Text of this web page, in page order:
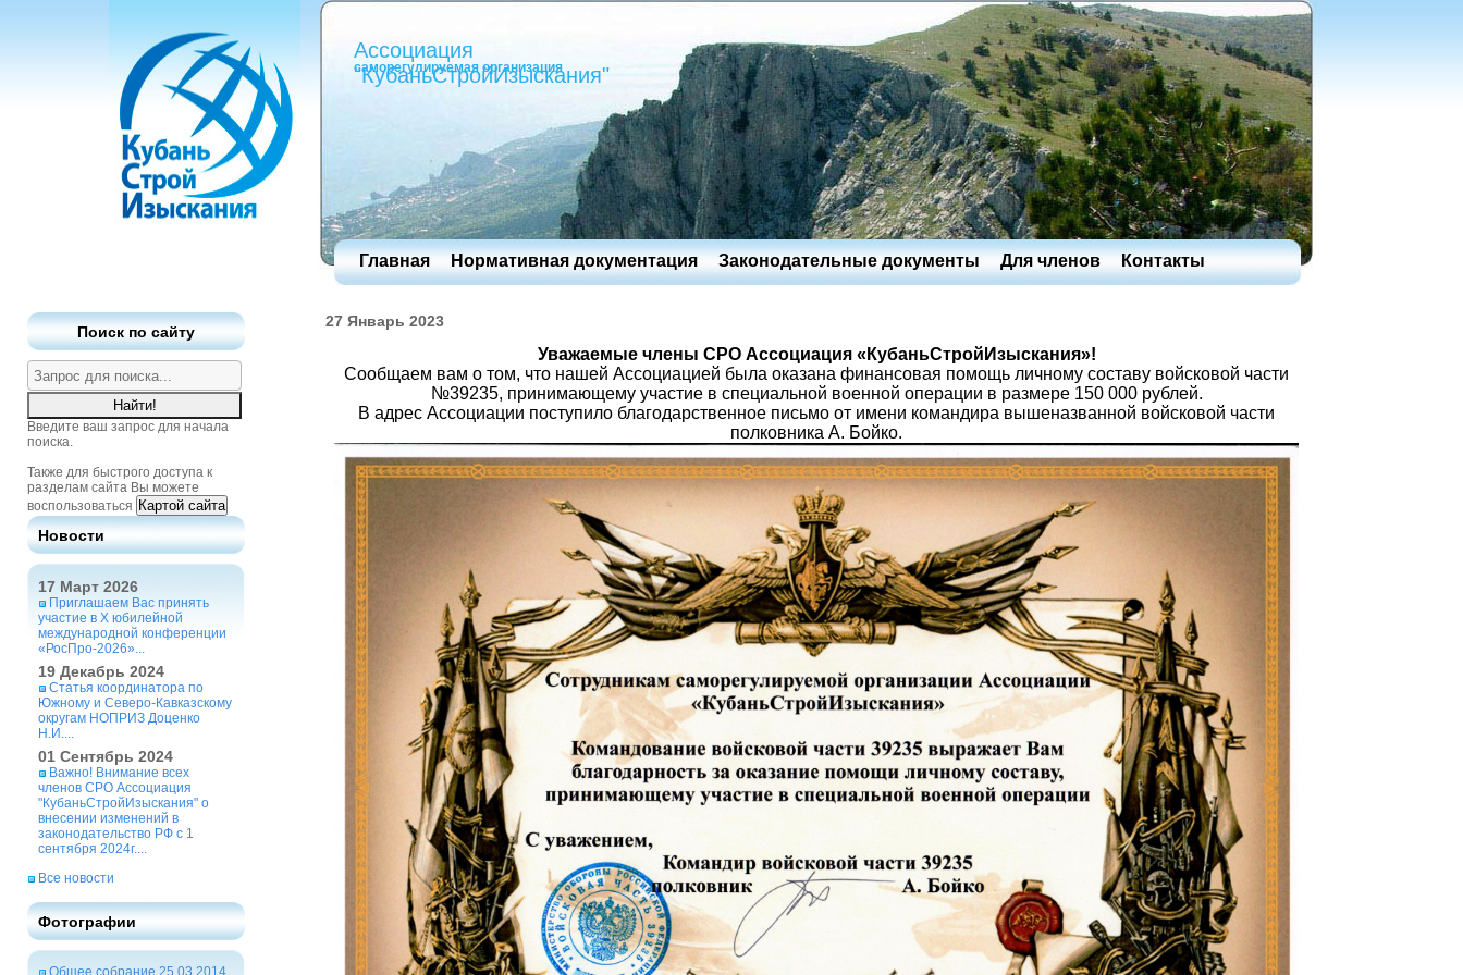
Ассоциация
"КубаньСтройИзыскания"
саморегулируемая организация
Главная Нормативная документация Законодательные документы Для членов Контакты
Поиск по сайту
Введите ваш запрос для начала
поиска.
Также для быстрого доступа к
разделам сайта Вы можете
воспользоваться Картой сайта
Новости
17 Март 2026
Приглашаем Вас принять
участие в X юбилейной
международной конференции
«РосПро-2026»...
19 Декабрь 2024
Статья координатора по
Южному и Северо-Кавказскому
округам НОПРИЗ Доценко
Н.И....
01 Сентябрь 2024
Важно! Внимание всех
членов СРО Ассоциация
"КубаньСтройИзыскания" о
внесении изменений в
законодательство РФ с 1
сентября 2024г....
Все новости
Фотографии
Общее собрание 25.03.2014
27 Январь 2023
Уважаемые члены СРО Ассоциация «КубаньСтройИзыскания»!
Сообщаем вам о том, что нашей Ассоциацией была оказана финансовая помощь личному составу войсковой части
№39235, принимающему участие в специальной военной операции в размере 150 000 рублей.
В адрес Ассоциации поступило благодарственное письмо от имени командира вышеназванной войсковой части
полковника А. Бойко.